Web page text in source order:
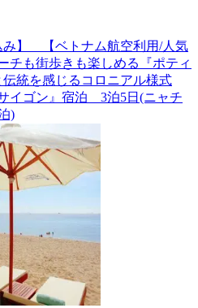
み】 【ベトナム航空利用/人気
も街歩きも楽しめる『ポティ
統を感じるコロニアル様式
イゴン』宿泊 3泊5日(ニャチ
)